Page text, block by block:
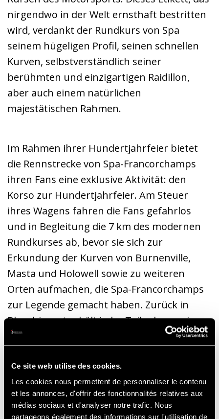
Ce site web utilise des cookies.
Les cookies nous permettent de personnaliser le contenu
et les annonces, d'offrir des fonctionnalités relatives aux
médias sociaux et d'analyser notre trafic. Nous
partageons également des informations sur l'utilisation de
nirgendwo in der Welt ernsthaft bestritten
wird, verdankt der Rundkurs von Spa
seinem hügeligen Profil, seinen schnellen
Kurven, selbstverständlich seiner
berühmten und einzigartigen Raidillon,
aber auch einem natürlichen
majestätischen Rahmen.
Im Rahmen ihrer Hundertjahrfeier bietet
die Rennstrecke von Spa-Francorchamps
ihren Fans eine exklusive Aktivität: den
Korso zur Hundertjahrfeier. Am Steuer
ihres Wagens fahren die Fans gefahrlos
und in Begleitung die 7 km des modernen
Rundkurses ab, bevor sie sich zur
Erkundung der Kurven von Burnenville,
Masta und Holowell sowie zu weiteren
Orten aufmachen, die Spa-Francorchamps
zur Legende gemacht haben. Zurück in
Blanchimont erhält jeder Teilnehmer ein
Andenken an seine Tour!
Eine Gelegenheit, um in diesem Sommer
eine schöne Zeit auf der Rennstrecke von
Spa-Francorchamps zu verbringen.